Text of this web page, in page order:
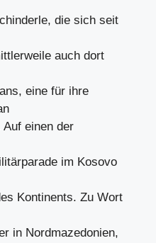
die sich seit
auch dort
eine für ihre
einen der
im Kosovo
Kontinents. Zu Wort
in Nordmazedonien,